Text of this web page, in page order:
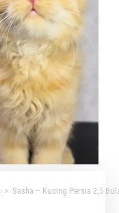
> Sasha – Kucing Persia 2,5